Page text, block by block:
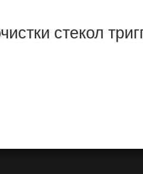
стекол